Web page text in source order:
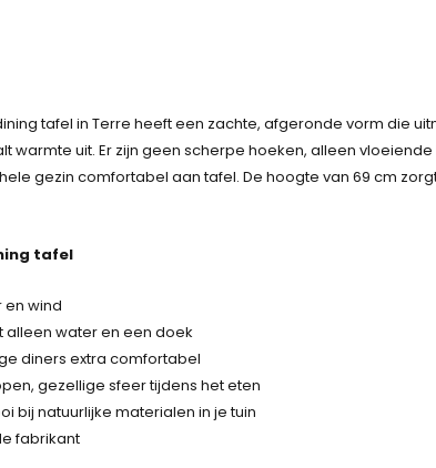
tafel in Terre heeft een zachte, afgeronde vorm die
warmte uit. Er zijn geen scherpe hoeken, alleen vloeiende
gezin comfortabel aan tafel. De hoogte van 69 cm
tafel
en wind
water en een doek
diners extra comfortabel
gezellige sfeer tijdens het eten
bij natuurlijke materialen in je tuin
fabrikant